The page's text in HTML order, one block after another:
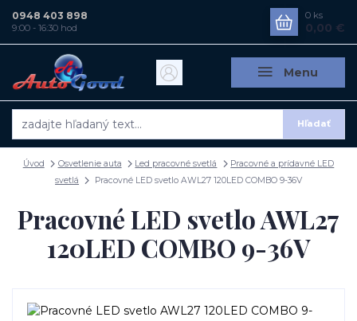
Menu
Hľadať
0948 403 898
9:00 - 16:30 hod
0 ks
0,00 €
Úvod Osvetlenie auta Led pracovné svetlá
Pracovné a prídavné LED
svetlá
Pracovné LED svetlo AWL27 120LED COMBO 9-36V
Pracovné LED svetlo AWL27
120LED COMBO 9-36V